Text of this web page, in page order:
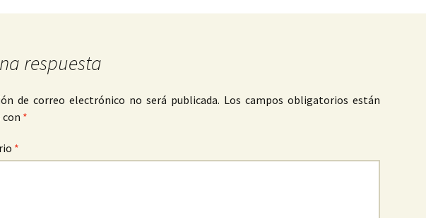
respuesta
de correo electrónico no será publicada. Los campos obligatorios están
con *
*